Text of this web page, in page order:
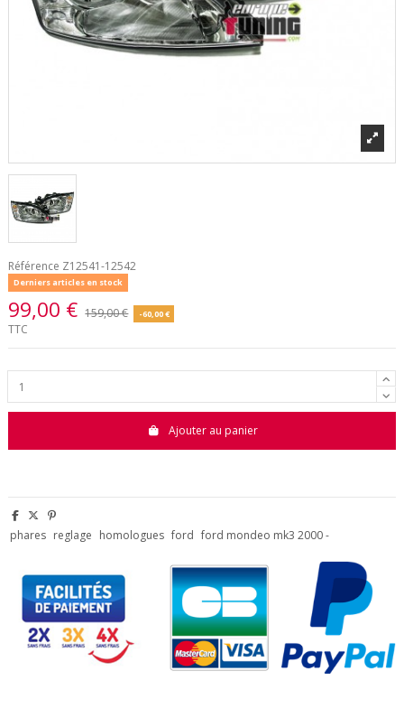
Référence Z12541-12542
Derniers articles en stock
99,00 € 159,00 € -60,00 €
TTC
Ajouter au panier
phares reglage homologues ford ford mondeo mk3 2000 -